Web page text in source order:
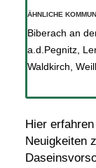
Hier
Neuigkeiten
ÄHNLICHE
Biberach an
a.d.Pegnitz,
Waldkirch